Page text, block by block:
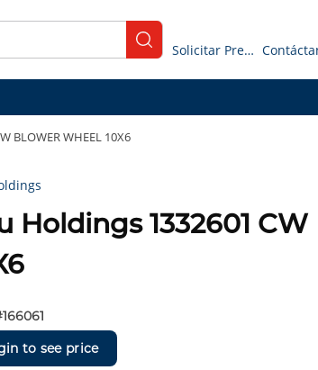
submit search
Solicitar Presupuesto
BLOWER WHEEL 10X6
Holdings 1332601
166061
to see price